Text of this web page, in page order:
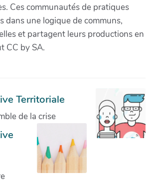
Ces communautés de pratiques
dans une logique de communs,
et partagent leurs productions en
CC by SA.
Territoriale
de la crise